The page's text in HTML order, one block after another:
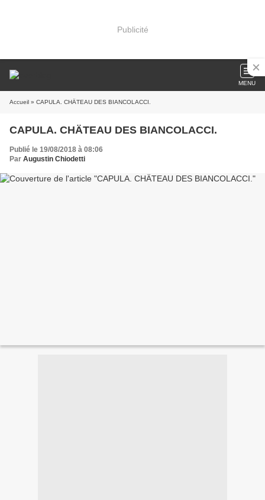
Publicité
MENU
Accueil » CAPULA. CHÄTEAU DES BIANCOLACCI.
CAPULA. CHÄTEAU DES BIANCOLACCI.
Publié le 19/08/2018 à 08:06
Par Augustin Chiodetti